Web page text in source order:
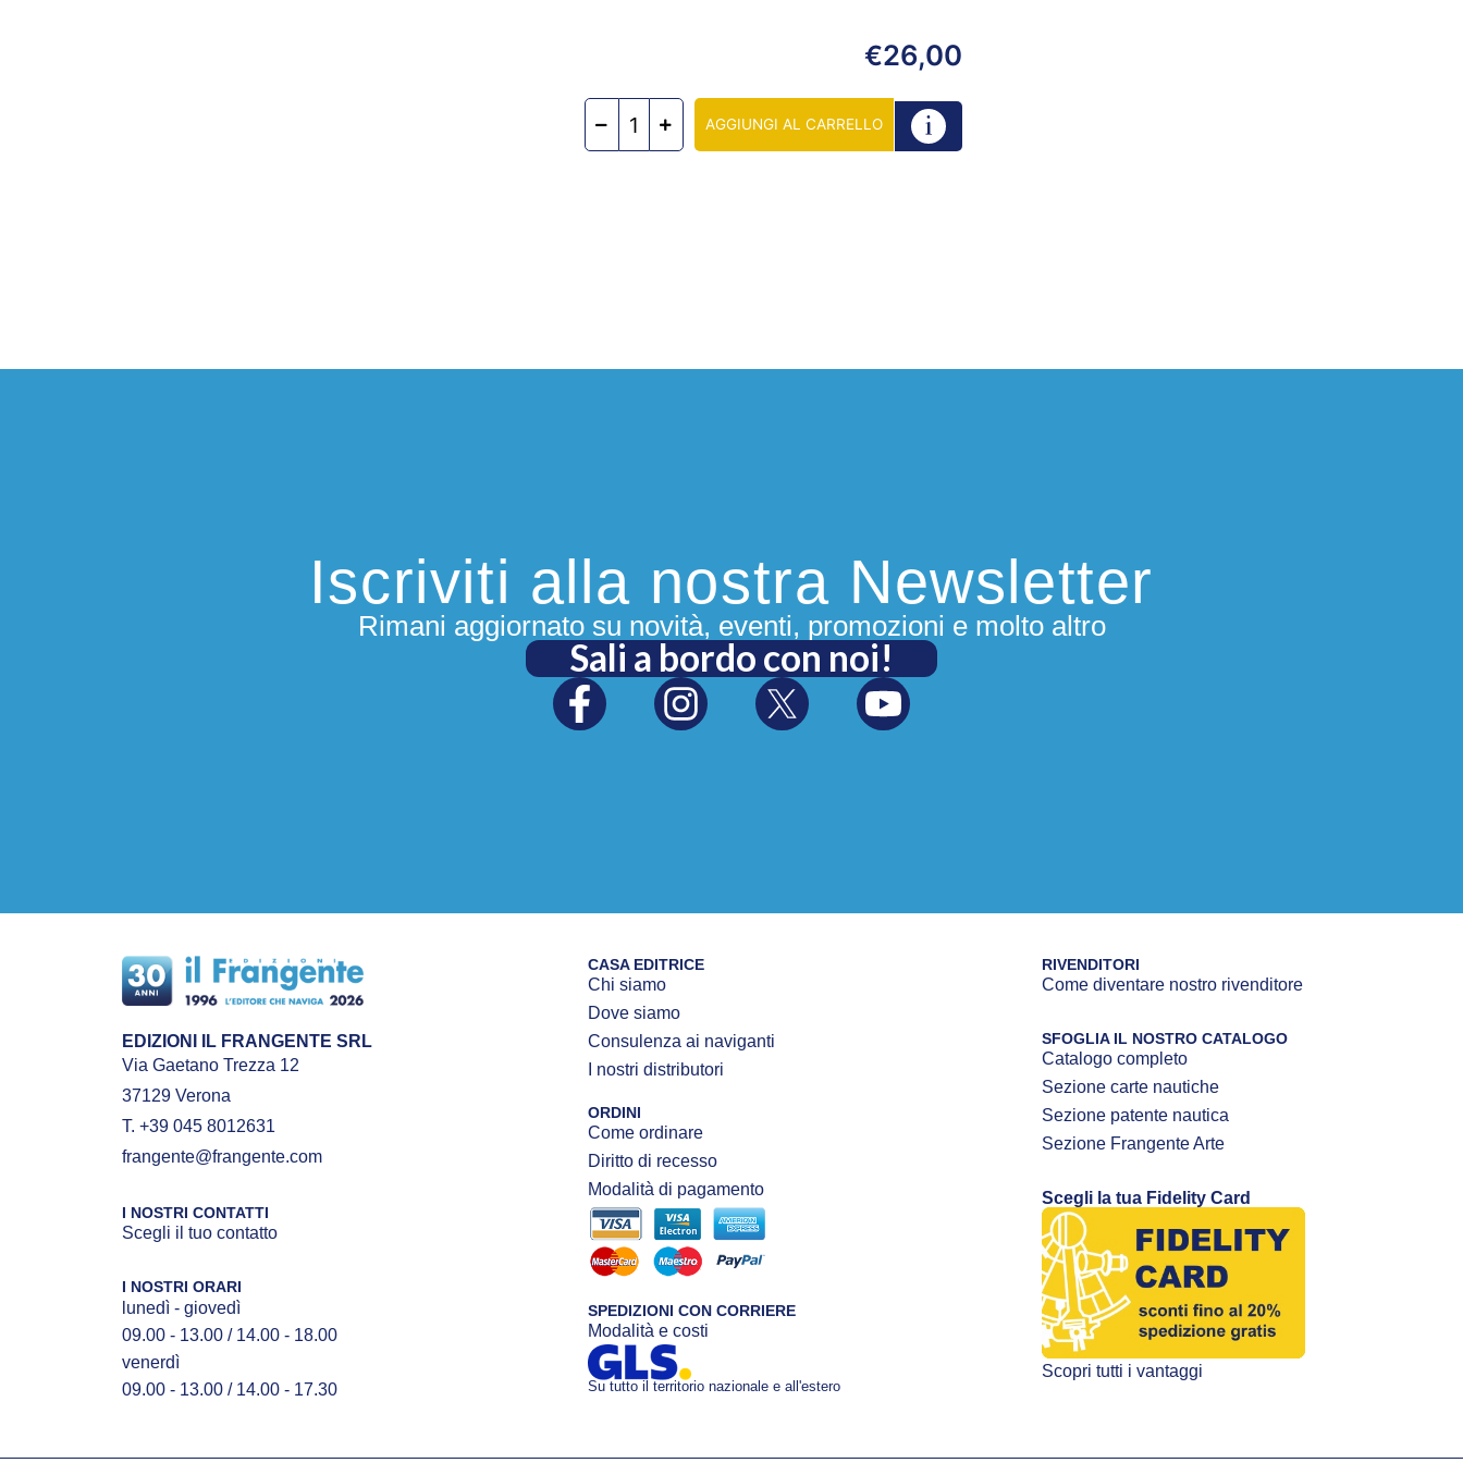
€26,00
AGGIUNGI AL CARRELLO
Iscriviti alla nostra Newsletter
Rimani aggiornato su novità, eventi, promozioni e molto altro
Sali a bordo con noi!
EDIZIONI IL FRANGENTE SRL
Via Gaetano Trezza 12
37129 Verona
T. +39 045 8012631
frangente@frangente.com
I NOSTRI CONTATTI
Scegli il tuo contatto
I NOSTRI ORARI
lunedì - giovedì
09.00 - 13.00 / 14.00 - 18.00
venerdì
09.00 - 13.00 / 14.00 - 17.30
CASA EDITRICE
Chi siamo
Dove siamo
Consulenza ai naviganti
I nostri distributori
ORDINI
Come ordinare
Diritto di recesso
Modalità di pagamento
SPEDIZIONI CON CORRIERE
Modalità e costi
Su tutto il territorio nazionale e all'estero
RIVENDITORI
Come diventare nostro rivenditore
SFOGLIA IL NOSTRO CATALOGO
Catalogo completo
Sezione carte nautiche
Sezione patente nautica
Sezione Frangente Arte
Scegli la tua Fidelity Card
Scopri tutti i vantaggi